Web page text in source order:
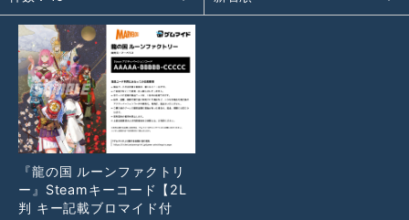
『龍の国 ルーンファクトリ
ー』Steamキーコード【2L
判 キー記載ブロマイド付